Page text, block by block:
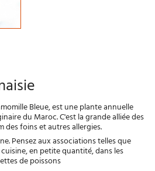
Bleue, est une plante annuelle
du Maroc. C'est la grande alliée des
des foins et autres allergies.
Pensez aux associations telles que
en petite quantité, dans les
de poissons